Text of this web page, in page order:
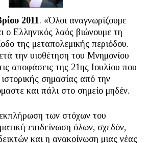
2011. «Όλοι αναγνωρίζουμε
ο Ελληνικός λαός βιώνουμε τη
της μεταπολεμικής περιόδου.
την υιοθέτηση του Μνημονίου
αποφάσεις της 21ης Ιουλίου που
σημασίας από την
και πάλι στο σημείο μηδέν.
των στόχων του
επιδείνωση όλων, σχεδόν,
και η ανακοίνωση μιας νέας